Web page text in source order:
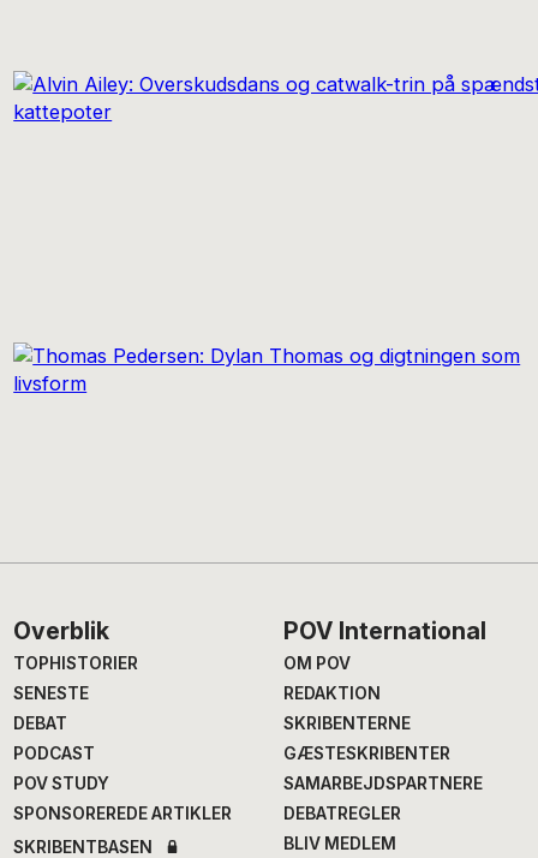
Footer
Overblik
TOPHISTORIER
SENESTE
DEBAT
PODCAST
POV STUDY
SPONSOREREDE ARTIKLER
SKRIBENTBASEN
POV International
OM POV
REDAKTION
SKRIBENTERNE
GÆSTESKRIBENTER
SAMARBEJDSPARTNERE
DEBATREGLER
BLIV MEDLEM